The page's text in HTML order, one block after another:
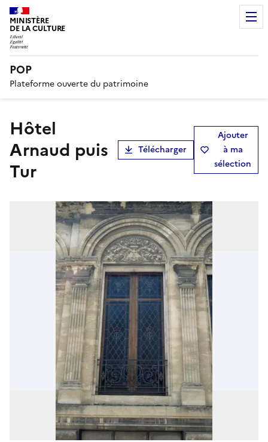
MINISTÈRE
DE LA CULTURE
POP
Plateforme ouverte du patrimoine
hôtel
Arnaud puis
Tur
Télécharger
Ajouter
à ma
sélection